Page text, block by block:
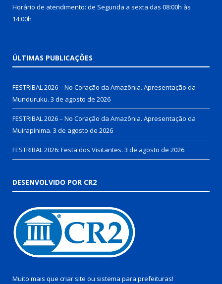
Horário de atendimento: de Segunda a sexta das 08:00h às
14:00h
ÚLTIMAS PUBLICAÇÕES
FESTRIBAL 2026 – No Coração da Amazônia. Apresentação da
Munduruku. 3 de agosto de 2026
FESTRIBAL 2026 – No Coração da Amazônia. Apresentação da
Muirapinima. 3 de agosto de 2026
FESTRIBAL 2026: Festa dos Visitantes. 3 de agosto de 2026
DESENVOLVIDO POR CR2
Muito mais que criar site ou sistema para prefeituras!